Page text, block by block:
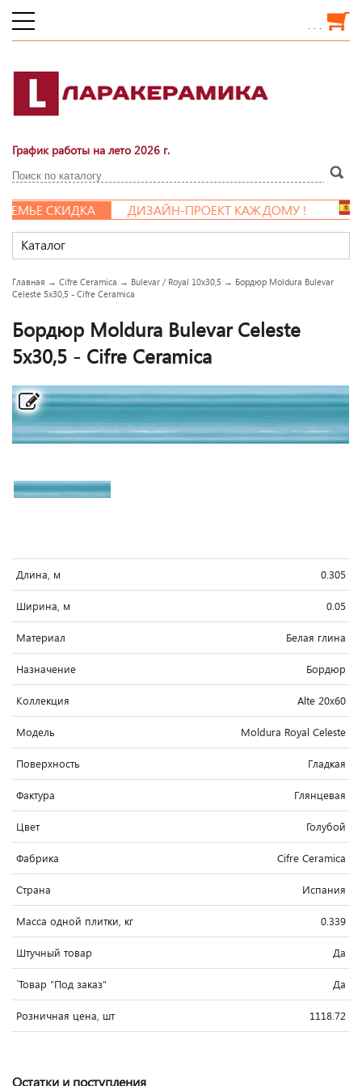
. . .
График работы на лето 2026 г.
СКИДКА
ДИЗАЙН-ПРОЕКТ КАЖДОМУ !
Каталог
Главная → Cifre Ceramica → Bulevar / Royal 10x30,5 → Бордюр Moldura Bulevar
Celeste 5x30,5 - Cifre Ceramica
Бордюр Moldura Bulevar Celeste
5x30,5 - Cifre Ceramica
Длина, м 0.305
Ширина, м 0.05
Материал Белая глина
Назначение Бордюр
Коллекция Alte 20x60
Модель Moldura Royal Celeste
Поверхность Гладкая
Фактура Глянцевая
Цвет Голубой
Фабрика Cifre Ceramica
Страна Испания
Масса одной плитки, кг 0.339
Штучный товар Да
`Товар "Под заказ" Да
Розничная цена, шт 1118.72
Остатки и поступления